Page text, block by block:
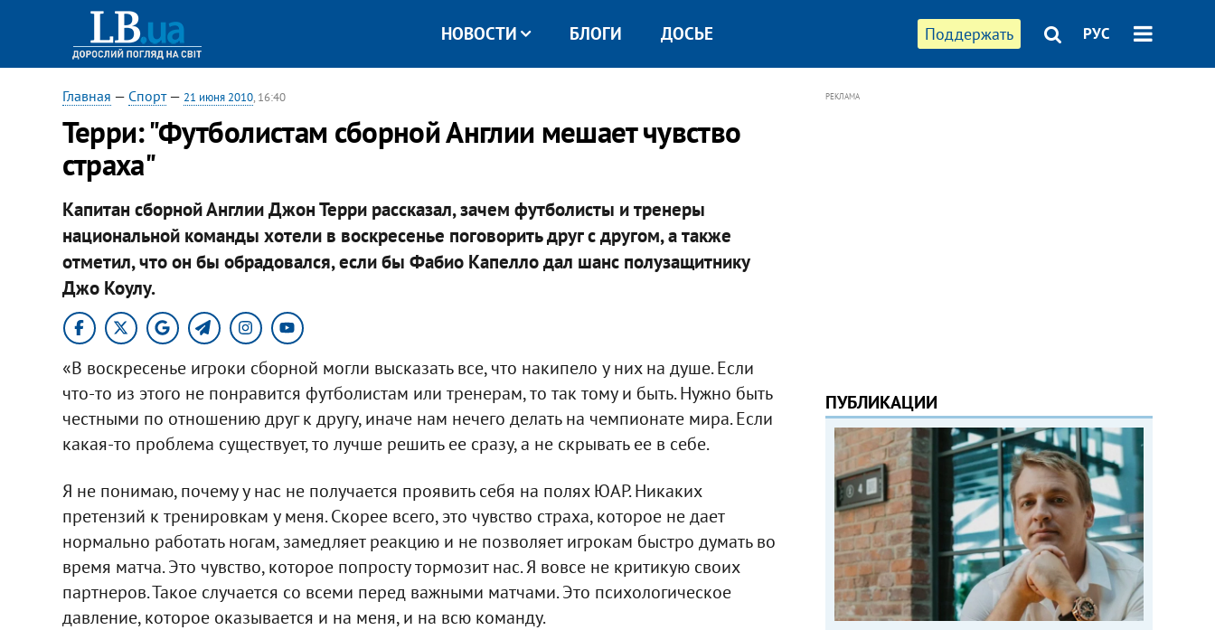
Поддержать РУС
НОВОСТИ БЛОГИ ДОСЬЕ
Главная — Спорт— 21 июня 2010, 16:40
Терри: "Футболистам сборной Англии мешает чувство
страха"
Капитан сборной Англии Джон Терри рассказал, зачем футболисты и тренеры
национальной команды хотели в воскресенье поговорить друг с другом, а также
отметил, что он бы обрадовался, если бы Фабио Капелло дал шанс полузащитнику
Джо Коулу.
«В воскресенье игроки сборной могли высказать все, что накипело у них на душе. Если
что-то из этого не понравится футболистам или тренерам, то так тому и быть. Нужно быть
честными по отношению друг к другу, иначе нам нечего делать на чемпионате мира. Если
какая-то проблема существует, то лучше решить ее сразу, а не скрывать ее в себе.
Я не понимаю, почему у нас не получается проявить себя на полях ЮАР. Никаких
претензий к тренировкам у меня. Скорее всего, это чувство страха, которое не дает
нормально работать ногам, замедляет реакцию и не позволяет игрокам быстро думать во
время матча. Это чувство, которое попросту тормозит нас. Я вовсе не критикую своих
партнеров. Такое случается со всеми перед важными матчами. Это психологическое
давление, которое оказывается и на меня, и на всю команду.
РЕКЛАМА
ПУБЛИКАЦИИ